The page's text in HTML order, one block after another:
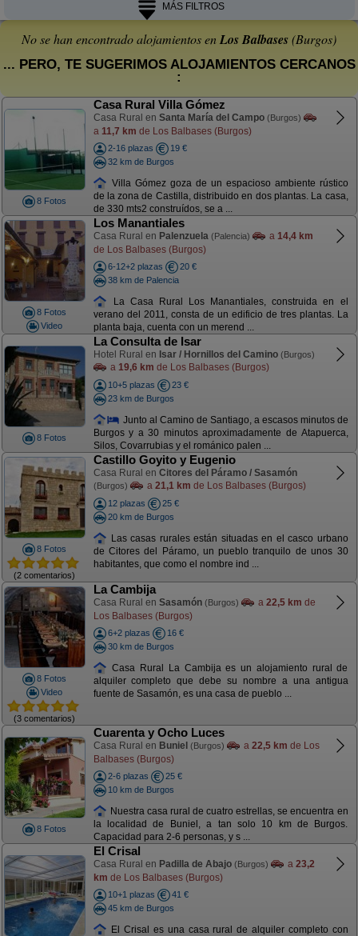
MÁS FILTROS
No se han encontrado alojamientos enLos Balbases(Burgos)
... PERO, TE SUGERIMOS ALOJAMIENTOS CERCANOS
:
8 Fotos
Casa Rural Villa Gómez
Casa Rural en Santa María del Campo (Burgos)
a 11,7 km de Los Balbases (Burgos)
2-16 plazas
19 €
32 km de Burgos
Villa Gómez goza de un espacioso ambiente rústico
de la zona de Castilla, distribuido en dos plantas. La casa,
de 330 mts2 construídos, se a ...
8 Fotos
Video
Los Manantiales
Casa Rural en Palenzuela (Palencia) a 14,4 km
de Los Balbases (Burgos)
6-12+2 plazas
20 €
38 km de Palencia
La Casa Rural Los Manantiales, construida en el
verano del 2011, consta de un edificio de tres plantas. La
planta baja, cuenta con un merend ...
8 Fotos
La Consulta de Isar
Hotel Rural en Isar / Hornillos del Camino (Burgos)
a 19,6 km de Los Balbases (Burgos)
10+5 plazas
23 €
23 km de Burgos
Junto al Camino de Santiago, a escasos minutos de
Burgos y a 30 minutos aproximadamente de Atapuerca,
Silos, Covarrubias y el románico palen ...
8 Fotos
(2 comentarios)
Castillo Goyito y Eugenio
Casa Rural en Citores del Páramo / Sasamón
(Burgos) a 21,1 km de Los Balbases (Burgos)
12 plazas
25 €
20 km de Burgos
Las casas rurales están situadas en el casco urbano
de Citores del Páramo, un pueblo tranquilo de unos 30
habitantes, que como el nombre ind ...
8 Fotos
Video
(3 comentarios)
La Cambija
Casa Rural en Sasamón (Burgos) a 22,5 km de
Los Balbases (Burgos)
6+2 plazas
16 €
30 km de Burgos
Casa Rural La Cambija es un alojamiento rural de
alquiler completo que debe su nombre a una antigua
fuente de Sasamón, es una casa de pueblo ...
8 Fotos
Cuarenta y Ocho Luces
Casa Rural en Buniel (Burgos) a 22,5 km de Los
Balbases (Burgos)
2-6 plazas
25 €
10 km de Burgos
Nuestra casa rural de cuatro estrellas, se encuentra en
la localidad de Buniel, a tan solo 10 km de Burgos.
Capacidad para 2-6 personas, y s ...
El Crisal
Casa Rural en Padilla de Abajo (Burgos) a 23,2
km de Los Balbases (Burgos)
10+1 plazas
41 €
45 km de Burgos
El Crisal es una casa rural de alquiler completo con